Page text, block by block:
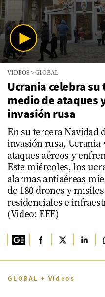
seconds
minutes,
34
seconds
VIDEOS >GLOBAL
Ucrania celebra
medio de ataques
invasión rusa
En su tercera Navidad
invasión rusa, Ucrania
ataques aéreos y
Este miércoles, los
alarmas antiaéreas
de 180 drones y
residenciales e
(Video: EFE)
GLOBAL + Videos